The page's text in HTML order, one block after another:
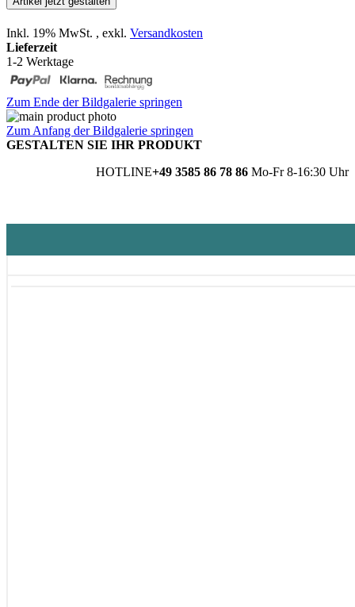
Inkl. 19% MwSt. , exkl. Versandkosten
Lieferzeit
1-2 Werktage
Zum Ende der Bildgalerie springen
Zum Anfang der Bildgalerie springen
GESTALTEN SIE IHR PRODUKT
HOTLINE+49 3585 86 78 86 Mo-Fr 8-16:30 Uhr